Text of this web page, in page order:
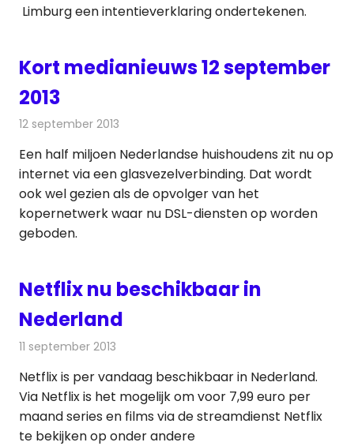
Limburg een intentieverklaring ondertekenen.
Kort medianieuws 12 september
2013
12 september 2013
Een half miljoen Nederlandse huishoudens zit nu op
internet via een glasvezelverbinding. Dat wordt
ook wel gezien als de opvolger van het
kopernetwerk waar nu DSL-diensten op worden
geboden.
Netflix nu beschikbaar in
Nederland
11 september 2013
Netflix is per vandaag beschikbaar in Nederland.
Via Netflix is het mogelijk om voor 7,99 euro per
maand series en films via de streamdienst Netflix
te bekijken op onder andere